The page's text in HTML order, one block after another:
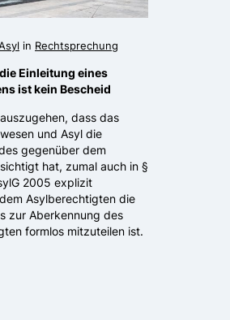
in Rechtsprechung
Einleitung eines
ist kein Bescheid
dass das
und Asyl die
gegenüber dem
hat, zumal auch in §
2005 explizit
Asylberechtigten die
zur Aberkennung des
formlos mitzuteilen ist.